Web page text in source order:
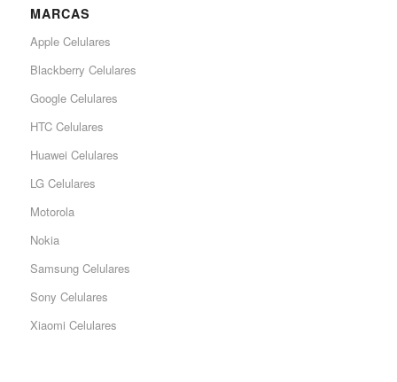
MARCAS
Apple Celulares
Blackberry Celulares
Google Celulares
HTC Celulares
Huawei Celulares
LG Celulares
Motorola
Nokia
Samsung Celulares
Sony Celulares
Xiaomi Celulares